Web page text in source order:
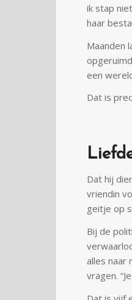
ik stap
haar
Maanden
een
Dat is
Dat hij
vriendin
geitje op
Bij de
alles naar
vragen.